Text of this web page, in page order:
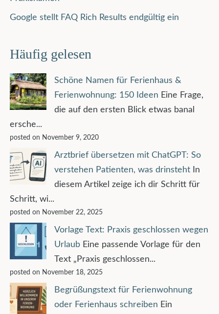
Google stellt FAQ Rich Results endgültig ein
Häufig gelesen
Schöne Namen für Ferienhaus &
Ferienwohnung: 150 Ideen Eine Frage,
die auf den ersten Blick etwas banal
ersche...
posted on November 9, 2020
Arztbrief übersetzen mit ChatGPT: So
verstehen Patienten, was drinsteht
In
diesem Artikel zeige ich dir Schritt für
Schritt, wi...
posted on November 22, 2025
Vorlage Text: Praxis geschlossen wegen
Urlaub Eine passende Vorlage für den
Text „Praxis geschlossen...
posted on November 18, 2025
Begrüßungstext für Ferienwohnung
oder Ferienhaus schreiben Ein